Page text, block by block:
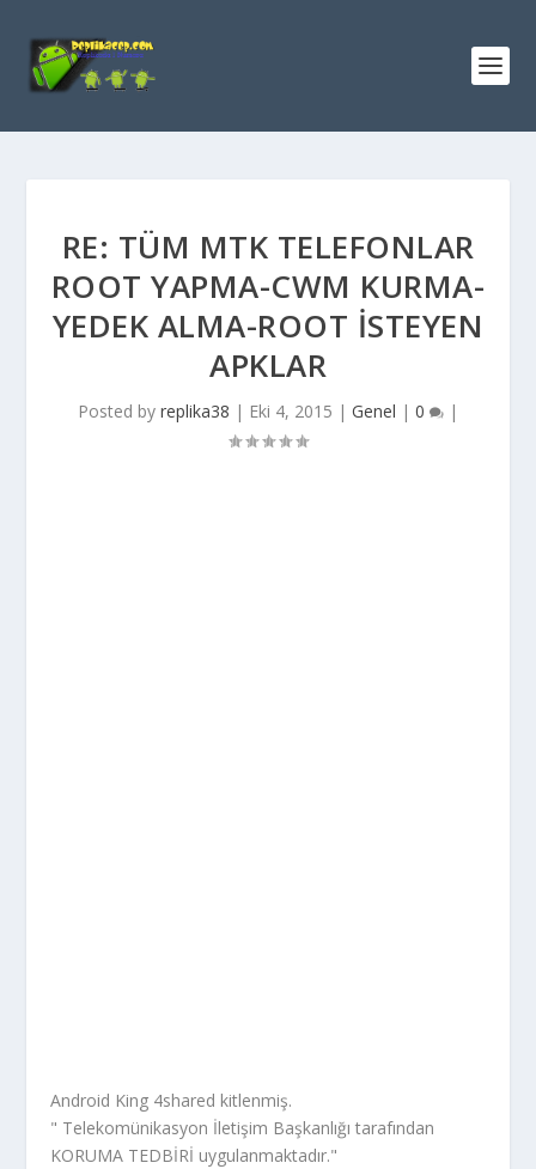
RE: TÜM MTK TELEFONLAR
ROOT YAPMA-CWM KURMA-
YEDEK ALMA-ROOT İSTEYEN
APKLAR
Posted by replika38 | Eki 4, 2015 | Genel | 0 |
Android King 4shared kitlenmiş.
" Telekomünikasyon İletişim Başkanlığı tarafından
KORUMA TEDBİRİ uygulanmaktadır."